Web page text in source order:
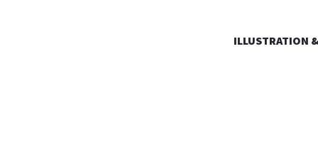
ILLUSTRATION